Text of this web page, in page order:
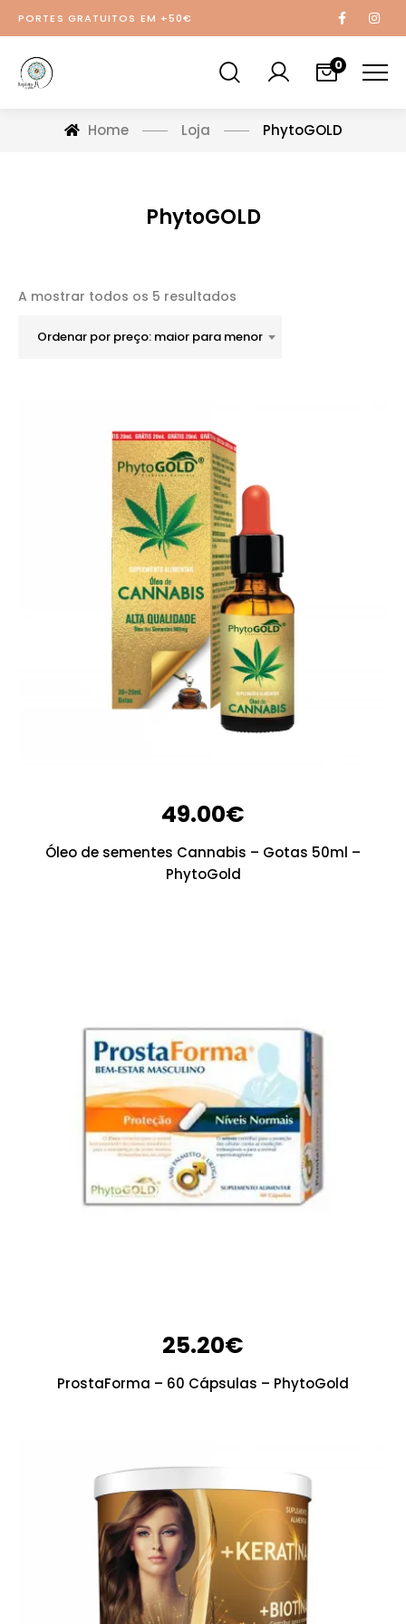
PORTES GRATUITOS EM +50€
0
Home Loja PhytoGOLD
PhytoGOLD
A mostrar todos os 5 resultados
Ordenar por preço: maior para menor
49.00€
Óleo de sementes Cannabis – Gotas 50ml –
PhytoGold
25.20€
ProstaForma – 60 Cápsulas – PhytoGold